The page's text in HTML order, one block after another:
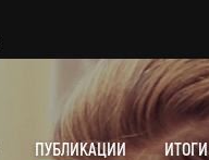
ПУБЛИКАЦИИ ИТОГИ